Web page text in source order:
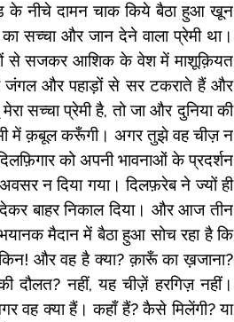
के नीचे दामन चाक किये बैठा हुआ खून
सच्चा और जान देने वाला प्रेमी था।
से सजकर आशिक के वेश में माशूक़ियत
जंगल और पहाड़ों से सर टकराते हैं और
सच्चा प्रेमी है, तो जा और दुनिया की
में क़बूल करूँगी। अगर तुझे वह चीज़ न
को अपनी भावनाओं के प्रदर्शन
न दिया गया। दिलफ़रेब ने ज्यों ही
बाहर निकाल दिया। और आज तीन
मैदान में बैठा हुआ सोच रहा है कि
और वह है क्या? क़ारूँ का ख़जाना?
नहीं, यह चीज़ें हरगिज़ नहीं।
वह क्या हैं। कहाँ हैं? कैसे मिलेंगी? या